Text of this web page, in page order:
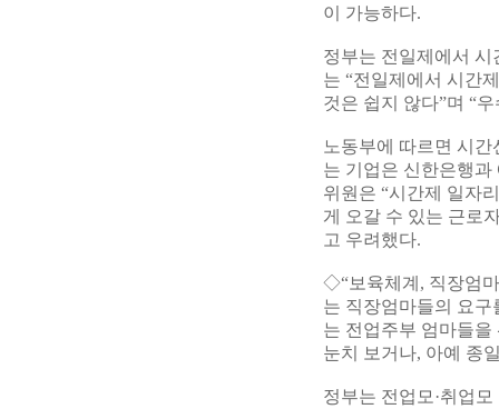
이 가능하다.
정부는 전일제에서
는 “전일제에서 시간
것은 쉽지 않다”며 “
노동부에 따르면 시
는 기업은 신한은행
위원은 “시간제 일자
게 오갈 수 있는 근로
고 우려했다.
◇“보육체계, 직장엄
는 직장엄마들의 요
는 전업주부 엄마들
눈치 보거나, 아예 종
정부는 전업모·취업